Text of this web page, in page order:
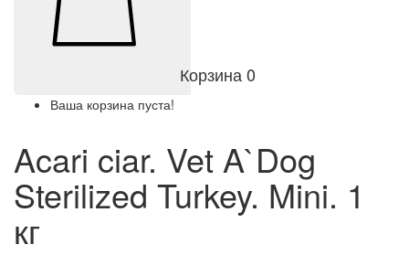
Корзина0
Ваша корзина пуста!
Acari ciar. Vet A`Dog
Sterilized Turkey. Mini. 1
кг